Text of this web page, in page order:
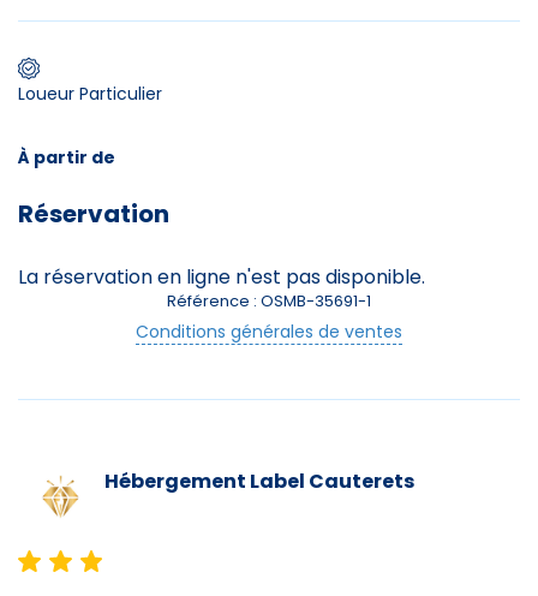
Premier jour de ski
Adultes
Enfants
- de 17 ans - +
Loueur Particulier
À partir de
Réservation
La réservation en ligne n'est pas disponible.
Référence : OSMB-35691-1
Conditions générales de ventes
Hébergement Label Cauterets